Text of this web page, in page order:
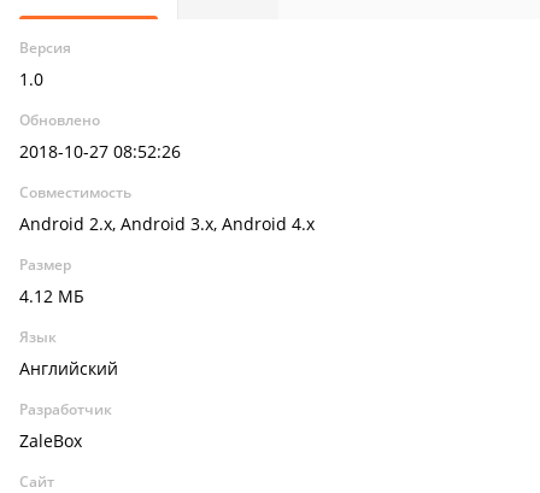
Версия
1.0
Обновлено
2018-10-27 08:52:26
Совместимость
Android 2.x, Android 3.x, Android 4.x
Размер
4.12 МБ
Язык
Английский
Разработчик
ZaleBox
Сайт